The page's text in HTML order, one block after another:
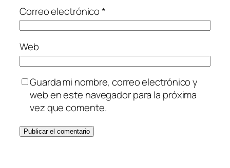
Correo electrónico*
Web
Guarda mi nombre, correo electrónico y
web en este navegador para la próxima
vez que comente.